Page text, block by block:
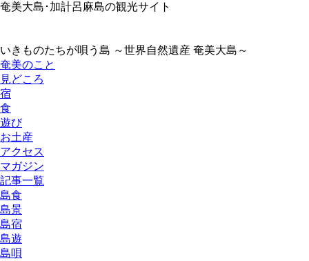
奄美大島･加計呂麻島の観光サイト
いきものたちが唄う島 ～世界自然遺産 奄美大島～
奄美のこと
見どころ
宿
食
遊び
お土産
アクセス
マガジン
記事一覧
島食
島景
島宿
島遊
島唄